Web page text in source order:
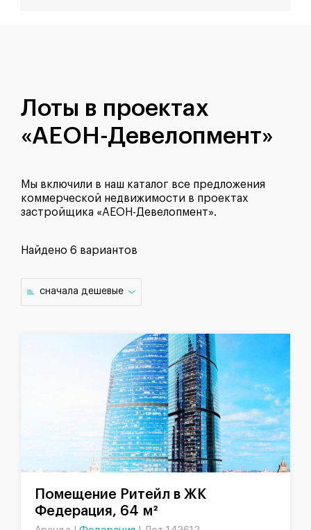
Лоты в проектах
«АЕОН-Девелопмент»
Мы включили в наш каталог все предложения
коммерческой недвижимости в проектах
застройщика «АЕОН-Девелопмент».
Найдено 6 вариантов
cначала дешевые
Федерация, 64 м²